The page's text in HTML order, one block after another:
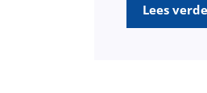
Lees